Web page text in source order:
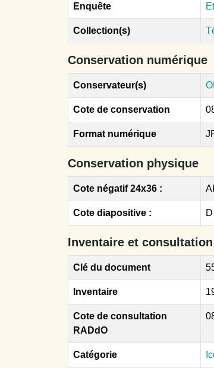
Enquête
Collection(s)
Conservation numérique
Conservateur(s)
Cote de conservation
Format numérique
Conservation physique
Cote négatif 24x36 :
Cote diapositive :
Inventaire et consultation
Clé du document
Inventaire
Cote de consultation
RADdO
Catégorie